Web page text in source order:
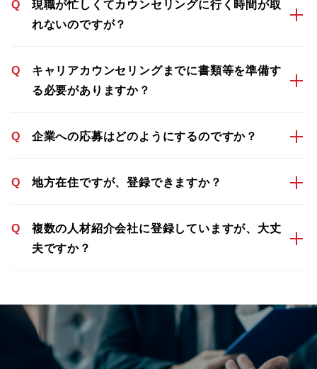
Q
現職が忙しくてカウンセリングに行く時間が取
れないのですが？
Q
キャリアカウンセリングまでに書類等を準備す
る必要がありますか？
Q 企業への応募はどのようにするのですか？
Q 地方在住ですが、登録できますか？
Q
複数の人材紹介会社に登録していますが、大丈
夫ですか？